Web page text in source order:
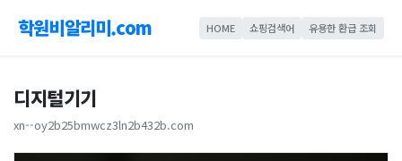
학원비알리미.com HOME 쇼핑검색어 유용한 환급 조회
디지털기기
xn--oy2b25bmwcz3ln2b432b.com